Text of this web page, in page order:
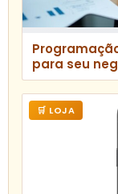
para seu
🛒 LOJA